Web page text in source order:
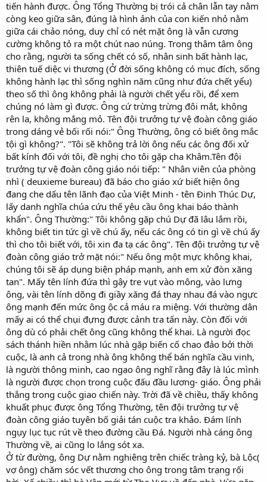
tiến hành được. Ông Tổng Thường bị trói cả chân lẫn tay nằm
còng keo giữa sân, đúng là hình ảnh của con kiến nhỏ nằm
giữa cái chảo nóng, duy chỉ có nét mặt ông là vẫn cương
cường không tỏ ra một chút nao núng. Trong thâm tâm ông
cho rằng, người ta sống chết có số, nhân sinh bất hành lạc,
thiên tuế diệc vi thương (Ở đời sống không có mục đích, sống
không hành lạc thì sống nghìn năm cũng như đứa chết yểu)
theo số thì ông không phải là người chết yểu rồi, để xem
chúng nó làm gì được. Ông cứ trừng trừng đôi mắt, không
rên la, không mắng mỏ. Tên đội trưởng tự vệ đoàn công giáo
trong dáng vẻ bối rối nói:" Ông Thường, ông có biết ông mắc
tội gì không?". "Tôi sẽ không trả lời ông nếu các ông đối xử
bất kính đối với tôi, đề nghị cho tôi gặp cha Khâm.Tên đội
trưởng tự vệ đoàn công giáo nói tiếp: " Nhân viên của phòng
nhì ( deuxieme bureau) đã báo cho giáo xứ biết hiện ông
đang che dấu tên lãnh đạo của Việt Minh - tên Đinh Thúc Dự,
lấy danh nghĩa chúa cứu thế yêu cầu ông khai báo thành
khẩn". Ông Thường:" Tôi không gặp chú Dự đã lâu lắm rồi,
không biết tin tức gì về chú ấy, nếu các ông có tin gì về chú ấy
thì cho tôi biết với, tôi xin đa tạ các ông". Tên đội trưởng tự vệ
đoàn công giáo trở mặt nói:" Nếu ông một mực không khai,
chúng tôi sẽ áp dụng biện pháp mạnh, anh em xử đòn xăng
tan". Mấy tên lính đứa thì gậy tre vụt vào mông, vào lưng
ông, vài tên lính dõng đi giầy xăng đá thay nhau đá vào ngực
ông mạnh đến mức ông ộc cả máu ra miệng. Với thường dân
mấy ai có thể chụi đựng được cảnh tra tấn này. Còn đối với
ông dù có phải chết ông cũng không thể khai. Là người đọc
sách thánh hiền nhằm lúc nhà gặp biến cố chao đảo bởi thời
cuộc, là anh cả trong nhà ông không thể bán nghĩa cầu vinh,
là người thông minh, cao ngạo ông nghĩ rằng đây là lúc mình
là người được chọn trong cuộc đấu đầu lương- giáo. Ông phải
thắng trong cuộc giao chiến này. Trời đã về chiều, thấy không
khuất phục được ông Tổng Thường, tên đội trưởng tự vệ
đoàn công giáo tuyên bố giải tán cuộc tra khảo. Đám lính
ngụy lục tục rút về theo đường cầu Đá. Người nhà cáng ông
Thường về, ai cũng lo lắng sót xa.
Ở từ đường, ông Dự nằm nghiêng trên chiếc tràng kỷ, bà Lộc(
vợ ông) chăm sóc vết thương cho ông trong tâm trạng rối